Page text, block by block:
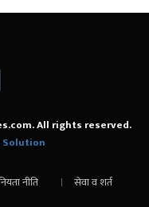
All rights reserved.
Solution
नीति सेवा व शर्त